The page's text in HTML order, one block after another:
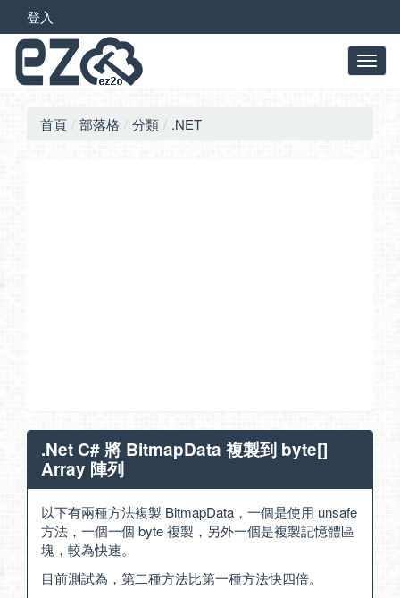
登入
首頁 部落格 分類 .NET
.Net C# 將 BitmapData 複製到 byte[]
Array 陣列
以下有兩種方法複製 BitmapData，一個是使用 unsafe
方法，一個一個 byte 複製，另外一個是複製記憶體區
塊，較為快速。
目前測試為，第二種方法比第一種方法快四倍。